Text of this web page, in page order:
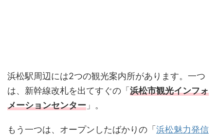
浜松駅周辺には2つの観光案内所があります。一つ
は、新幹線改札を出てすぐの「浜松市観光インフォ
メーションセンター 」。
もう一つは、オープンしたばかりの「浜松魅力発信